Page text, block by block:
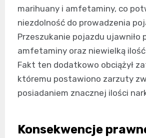
marihuany i amfetaminy, co
niezdolność do prowadzenia
Przeszukanie pojazdu ujawniło
amfetaminy oraz niewielką
Fakt ten dodatkowo obciążył
któremu postawiono zarzuty
posiadaniem znacznej ilości
Konsekwencje